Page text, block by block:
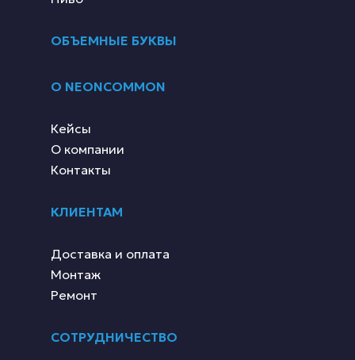
О NEONCOMMON
КЛИЕНТАМ
ОБЪЕМНЫЕ БУКВЫ
СОТРУДНИЧЕСТВО
Контакты
О компании
Кейсы
Доставка и оплата
Монтаж
Ремонт